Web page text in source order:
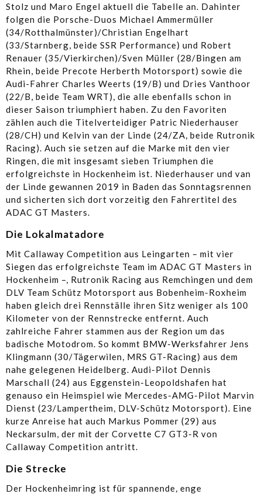
Stolz und Maro Engel aktuell die Tabelle an. Dahinter
folgen die Porsche-Duos Michael Ammermüller
(34/Rotthalmünster)/Christian Engelhart
(33/Starnberg, beide SSR Performance) und Robert
Renauer (35/Vierkirchen)/Sven Müller (28/Bingen am
Rhein, beide Precote Herberth Motorsport) sowie die
Audi-Fahrer Charles Weerts (19/B) und Dries Vanthoor
(22/B, beide Team WRT), die alle ebenfalls schon in
dieser Saison triumphiert haben. Zu den Favoriten
zählen auch die Titelverteidiger Patric Niederhauser
(28/CH) und Kelvin van der Linde (24/ZA, beide Rutronik
Racing). Auch sie setzen auf die Marke mit den vier
Ringen, die mit insgesamt sieben Triumphen die
erfolgreichste in Hockenheim ist. Niederhauser und van
der Linde gewannen 2019 in Baden das Sonntagsrennen
und sicherten sich dort vorzeitig den Fahrertitel des
ADAC GT Masters.
Die Lokalmatadore
Mit Callaway Competition aus Leingarten – mit vier
Siegen das erfolgreichste Team im ADAC GT Masters in
Hockenheim –, Rutronik Racing aus Remchingen und dem
DLV Team Schütz Motorsport aus Bobenheim-Roxheim
haben gleich drei Rennställe ihren Sitz weniger als 100
Kilometer von der Rennstrecke entfernt. Auch
zahlreiche Fahrer stammen aus der Region um das
badische Motodrom. So kommt BMW-Werksfahrer Jens
Klingmann (30/Tägerwilen, MRS GT-Racing) aus dem
nahe gelegenen Heidelberg. Audi-Pilot Dennis
Marschall (24) aus Eggenstein-Leopoldshafen hat
genauso ein Heimspiel wie Mercedes-AMG-Pilot Marvin
Dienst (23/Lampertheim, DLV-Schütz Motorsport). Eine
kurze Anreise hat auch Markus Pommer (29) aus
Neckarsulm, der mit der Corvette C7 GT3-R von
Callaway Competition antritt.
Die Strecke
Der Hockenheimring ist für spannende, enge